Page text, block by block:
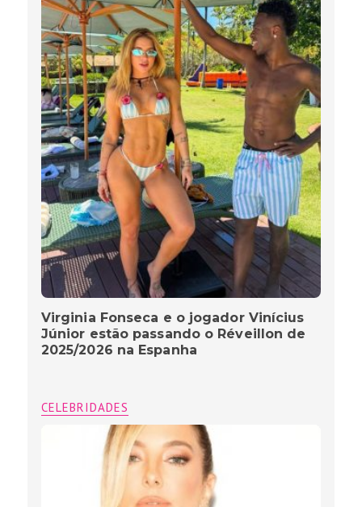
Virginia Fonseca e o jogador Vinícius
Júnior estão passando o Réveillon de
2025/2026 na Espanha
CELEBRIDADES